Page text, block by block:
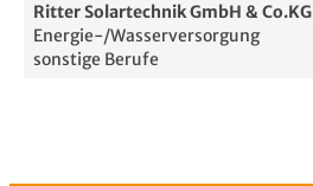
Ritter Solartechnik GmbH & Co.KG
Energie-/Wasserversorgung
sonstige Berufe